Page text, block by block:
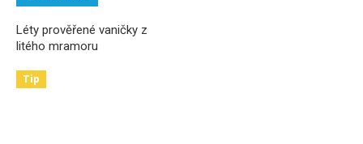
Léty prověřené vaničky z
litého mramoru
Tip